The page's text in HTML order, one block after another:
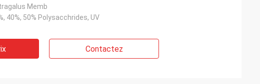
Memb
40%, 50% Polysacchrides, UV
Contactez